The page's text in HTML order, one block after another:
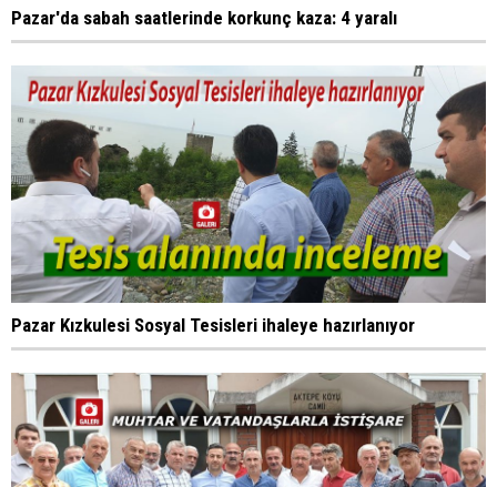
Pazar'da sabah saatlerinde korkunç kaza: 4 yaralı
Pazar Kızkulesi Sosyal Tesisleri ihaleye hazırlanıyor